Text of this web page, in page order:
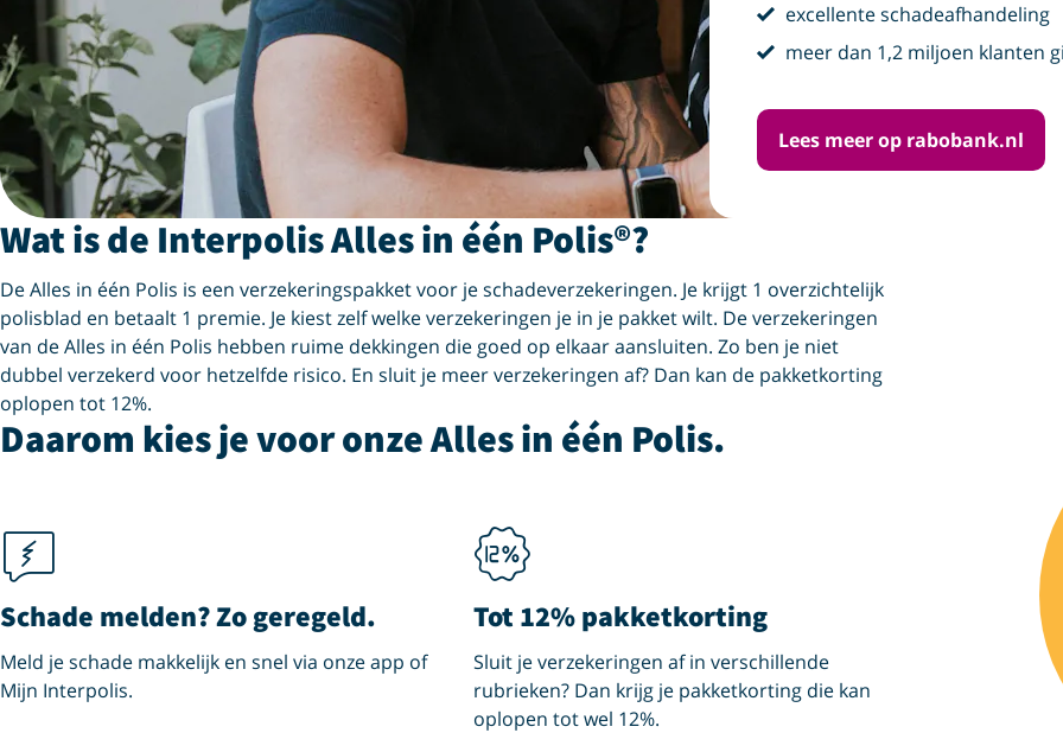
vink
excellente schadeafhandeling
vink
meer dan 1,2 miljoen klanten
Lees meer op rabobank.nl
Wat is de Interpolis Alles in één Polis®?
De Alles in één Polis is een verzekeringspakket voor je schadeverzekeringen. Je krijgt 1 overzichtelijk
polisblad en betaalt 1 premie. Je kiest zelf welke verzekeringen je in je pakket wilt. De verzekeringen
van de Alles in één Polis hebben ruime dekkingen die goed op elkaar aansluiten. Zo ben je niet
dubbel verzekerd voor hetzelfde risico. En sluit je meer verzekeringen af? Dan kan de pakketkorting
oplopen tot 12%.
Daarom kies je voor onze Alles in één Polis.
Schade melden? Zo geregeld.
Meld je schade makkelijk en snel via onze app of
Mijn Interpolis.
Tot 12% pakketkorting
Sluit je verzekeringen af in verschillende
rubrieken? Dan krijg je pakketkorting die kan
oplopen tot wel 12%.